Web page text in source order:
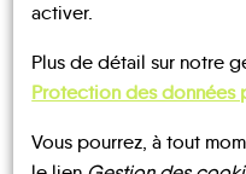
Les
activer.
Plus de détail sur notre
Protection des données
Vous pourrez, à tout